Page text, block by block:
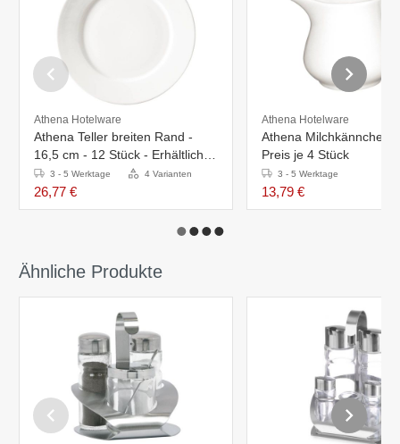
Athena Hotelware
Athena Teller breiten Rand -
16,5 cm - 12 Stück - Erhältlich in
4 Größen
3 - 5 Werktage 4 Varianten
26,77 €
Athena Hotelware
Athena Milchkännchen
Preis je 4 Stück
3 - 5 Werktage
13,79 €
Ähnliche Produkte